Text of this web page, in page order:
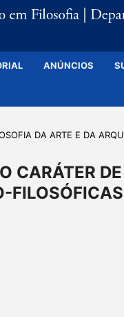
ANÚNCIOS
DA ARTE E DA
CARÁTER
FILOSÓFICAS